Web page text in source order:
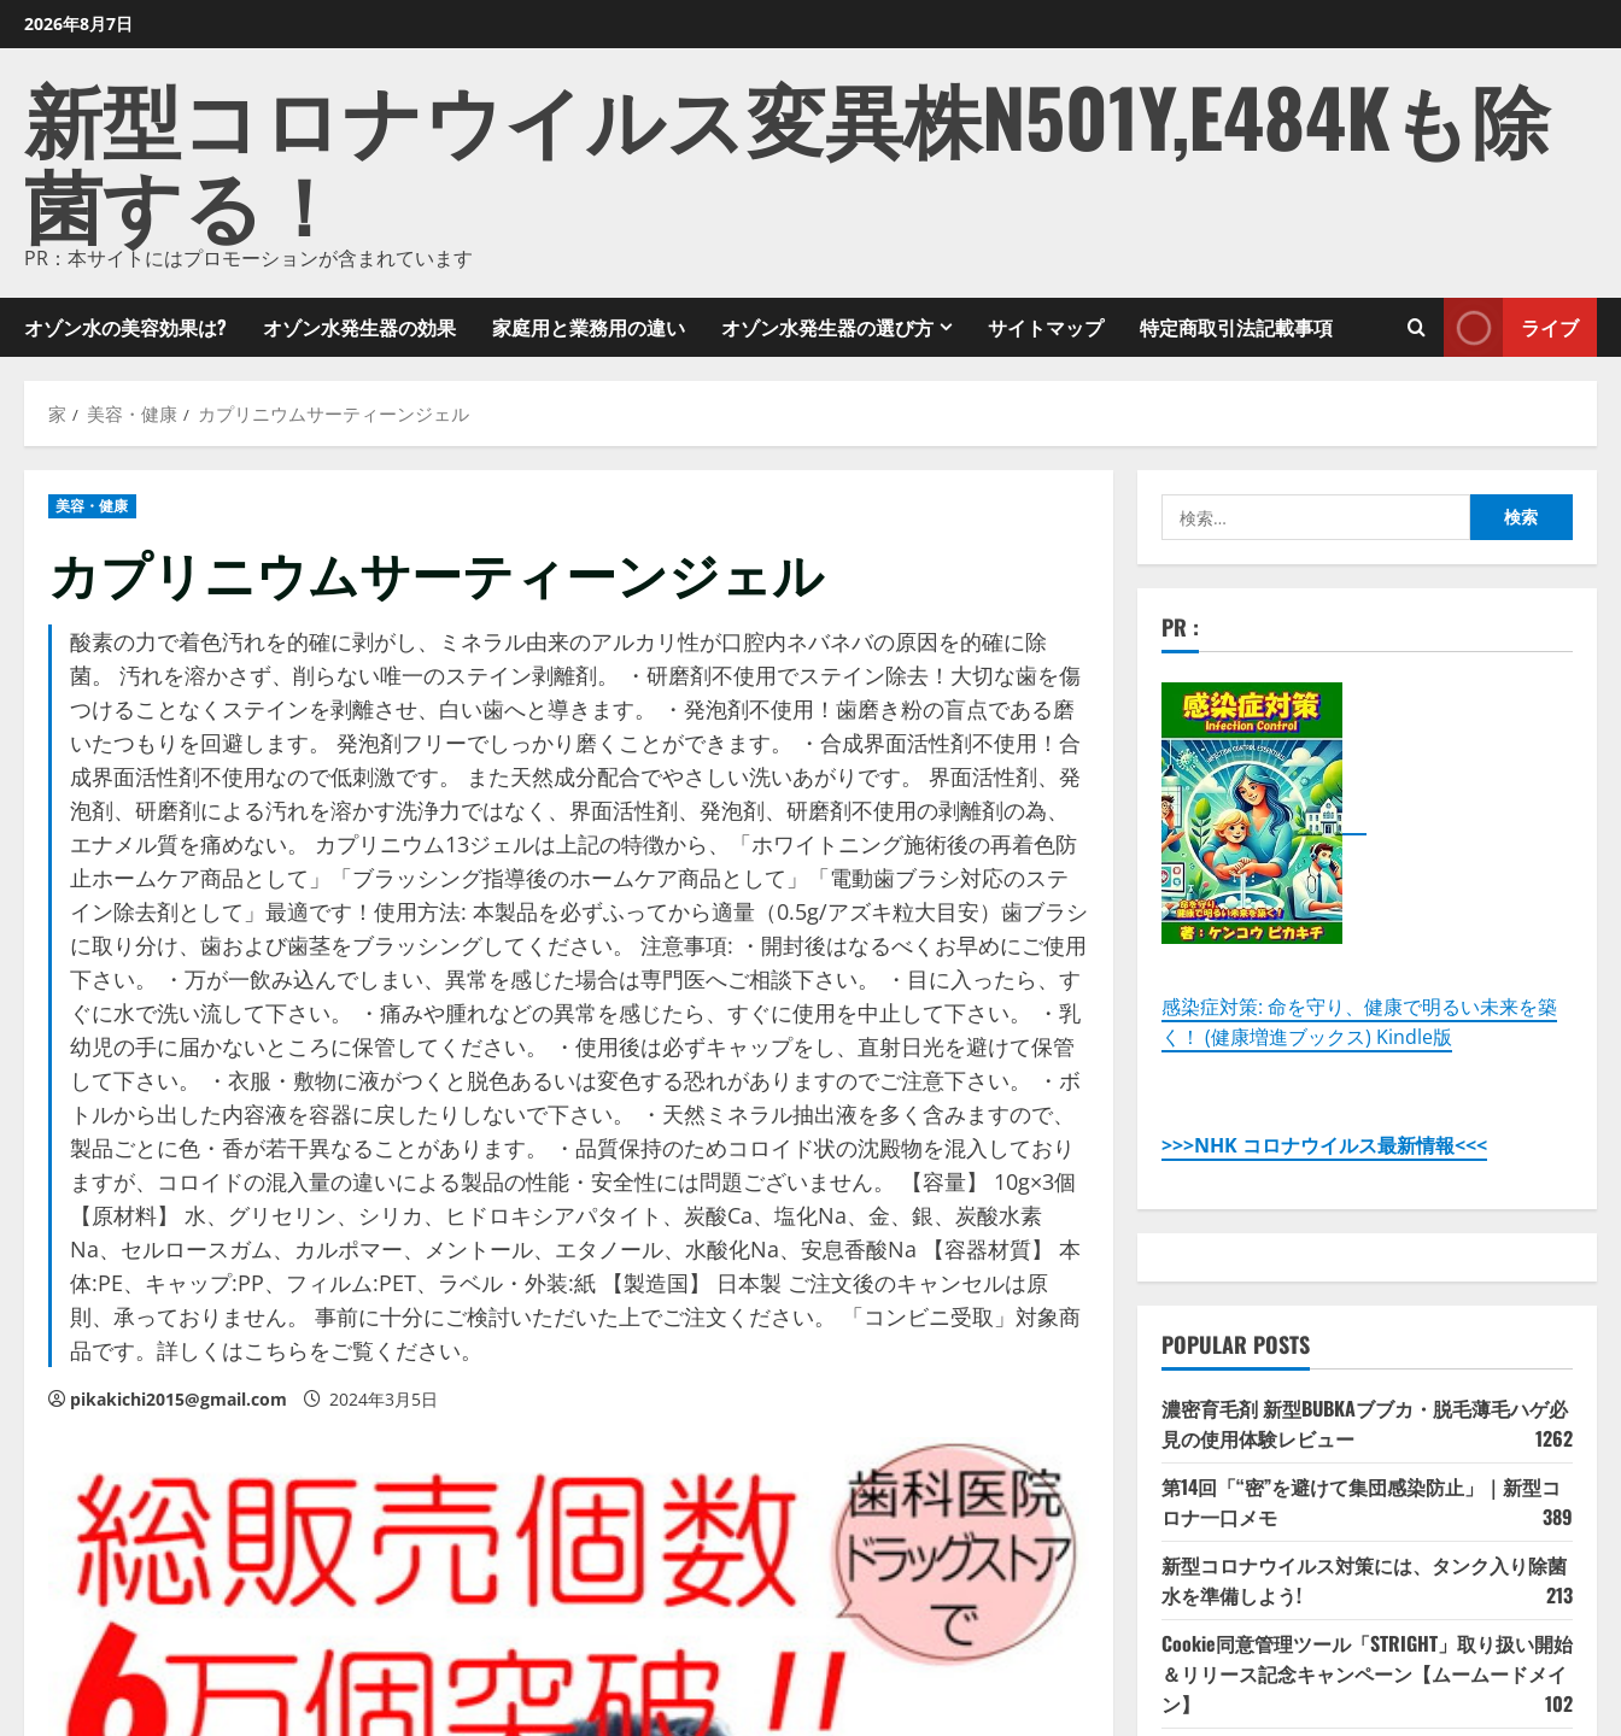
ン
2026年8月7日
新型コロナウイルス変異株N501Y,E484Kも除
菌する！
PR：本サイトにはプロモーションが含まれています
オゾン水の美容効果は? オゾン水発生器の効果 家庭用と業務用の違い オゾン水発生器の選び方 サイトマップ 特定商取引法記載事項 ライブ
家 美容・健康 カプリニウムサーティーンジェル
美容・健康
カプリニウムサーティーンジェル
酸素の力で着色汚れを的確に剥がし、ミネラル由来のアルカリ性が口腔内ネバネバの原因を的確に除
菌。 汚れを溶かさず、削らない唯一のステイン剥離剤。 ・研磨剤不使用でステイン除去！大切な歯を傷
つけることなくステインを剥離させ、白い歯へと導きます。 ・発泡剤不使用！歯磨き粉の盲点である磨
いたつもりを回避します。 発泡剤フリーでしっかり磨くことができます。 ・合成界面活性剤不使用！合
成界面活性剤不使用なので低刺激です。 また天然成分配合でやさしい洗いあがりです。 界面活性剤、発
泡剤、研磨剤による汚れを溶かす洗浄力ではなく、界面活性剤、発泡剤、研磨剤不使用の剥離剤の為、
エナメル質を痛めない。 カプリニウム13ジェルは上記の特徴から、「ホワイトニング施術後の再着色防
止ホームケア商品として」「ブラッシング指導後のホームケア商品として」「電動歯ブラシ対応のステ
イン除去剤として」最適です！使用方法: 本製品を必ずふってから適量（0.5g/アズキ粒大目安）歯ブラシ
に取り分け、歯および歯茎をブラッシングしてください。 注意事項: ・開封後はなるべくお早めにご使用
下さい。 ・万が一飲み込んでしまい、異常を感じた場合は専門医へご相談下さい。 ・目に入ったら、す
ぐに水で洗い流して下さい。 ・痛みや腫れなどの異常を感じたら、すぐに使用を中止して下さい。 ・乳
幼児の手に届かないところに保管してください。 ・使用後は必ずキャップをし、直射日光を避けて保管
して下さい。 ・衣服・敷物に液がつくと脱色あるいは変色する恐れがありますのでご注意下さい。 ・ボ
トルから出した内容液を容器に戻したりしないで下さい。 ・天然ミネラル抽出液を多く含みますので、
製品ごとに色・香が若干異なることがあります。 ・品質保持のためコロイド状の沈殿物を混入しており
ますが、コロイドの混入量の違いによる製品の性能・安全性には問題ございません。 【容量】 10g×3個
【原材料】 水、グリセリン、シリカ、ヒドロキシアパタイト、炭酸Ca、塩化Na、金、銀、炭酸水素
Na、セルロースガム、カルポマー、メントール、エタノール、水酸化Na、安息香酸Na 【容器材質】 本
体:PE、キャップ:PP、フィルム:PET、ラベル・外装:紙 【製造国】 日本製 ご注文後のキャンセルは原
則、承っておりません。 事前に十分にご検討いただいた上でご注文ください。 「コンビニ受取」対象商
品です。詳しくはこちらをご覧ください。
pikakichi2015@gmail.com 2024年3月5日
索:
PR :
感染症対策: 命を守り、健康で明るい未来を築
く！ (健康増進ブックス) Kindle版
>>>NHK コロナウイルス最新情報<<<
POPULAR POSTS
濃密育毛剤 新型BUBKAブブカ・脱毛薄毛ハゲ必
見の使用体験レビュー
1262
第14回「“密”を避けて集団感染防止」｜新型コ
ロナ一口メモ
389
新型コロナウイルス対策には、タンク入り除菌
水を準備しよう!
213
Cookie同意管理ツール「STRIGHT」取り扱い開始
＆リリース記念キャンペーン【ムームードメイ
ン】
102